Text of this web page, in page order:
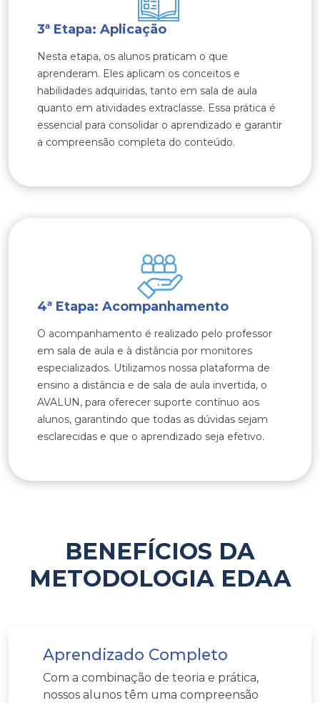
3ª Etapa: Aplicação
Nesta etapa, os alunos praticam o que
aprenderam. Eles aplicam os conceitos e
habilidades adquiridas, tanto em sala de aula
quanto em atividades extraclasse. Essa prática é
essencial para consolidar o aprendizado e garantir
a compreensão completa do conteúdo.
4ª Etapa: Acompanhamento
O acompanhamento é realizado pelo professor
em sala de aula e à distância por monitores
especializados. Utilizamos nossa plataforma de
ensino a distância e de sala de aula invertida, o
AVALUN, para oferecer suporte contínuo aos
alunos, garantindo que todas as dúvidas sejam
esclarecidas e que o aprendizado seja efetivo.
BENEFÍCIOS DA
METODOLOGIA EDAA
Aprendizado Completo
Com a combinação de teoria e prática,
nossos alunos têm uma compreensão